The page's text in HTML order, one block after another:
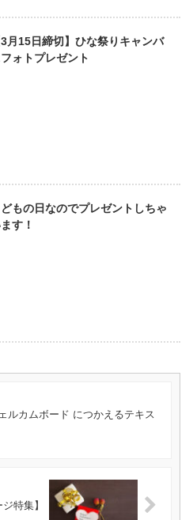
3月15日締切】ひな祭りキャンバ
フォトプレゼント
もの日なのでプレゼントしちゃ
す！
ルカムボード につかえるテキス
特集】